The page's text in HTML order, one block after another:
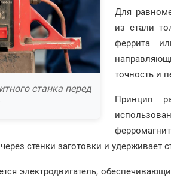
станка перед
Для
из стали
феррита
точность и
Принцип
стенки заготовки и удерживает
электродвигатель,